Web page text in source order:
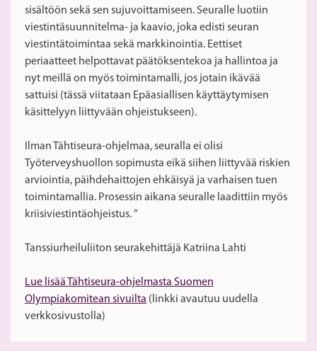
sisältöön sekä sen sujuvoittamiseen. Seuralle luotiin
viestintäsuunnitelma- ja kaavio, joka edisti seuran
viestintätoimintaa sekä markkinointia. Eettiset
periaatteet helpottavat päätöksentekoa ja hallintoa ja
nyt meillä on myös toimintamalli, jos jotain ikävää
sattuisi (tässä viitataan Epäasiallisen käyttäytymisen
käsittelyyn liittyvään ohjeistukseen).
Ilman Tähtiseura-ohjelmaa, seuralla ei olisi
Työterveyshuollon sopimusta eikä siihen liittyvää riskien
arviointia, päihdehaittojen ehkäisyä ja varhaisen tuen
toimintamallia. Prosessin aikana seuralle laadittiin myös
kriisiviestintäohjeistus. ”
Tanssiurheiluliiton seurakehittäjä Katriina Lahti
Lue lisää Tähtiseura-ohjelmasta Suomen
Olympiakomitean sivuilta (linkki avautuu uudella
verkkosivustolla)